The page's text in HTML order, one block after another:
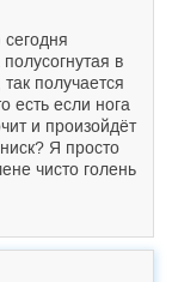
сегодня
в
получается
есть если нога
и произойдёт
Я просто
чисто голень